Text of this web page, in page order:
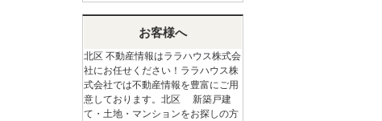
お客様へ
北区 不動産情報はララハウス株式会
社にお任せください！ララハウス株
式会社では不動産情報を豊富にご用
意しております。北区 新築戸建
て・土地・マンションをお探しの方